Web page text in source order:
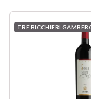
TRE BICCHIERI